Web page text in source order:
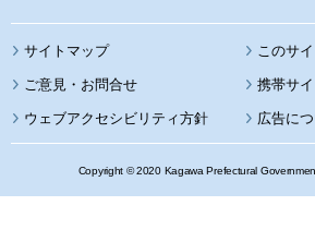
サイトマップ このサ
携帯サイ
ウェブアクセシビリティ方針 広告に
Copyright © 2020 Kagawa Prefectural